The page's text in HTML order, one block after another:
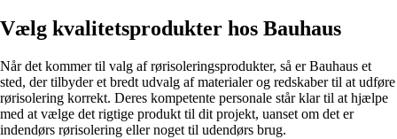
Vælg kvalitetsprodukter hos Bauhaus
Når det kommer til valg af rørisoleringsprodukter, så er Bauhaus et
sted, der tilbyder et bredt udvalg af materialer og redskaber til at udføre
rørisolering korrekt. Deres kompetente personale står klar til at hjælpe
med at vælge det rigtige produkt til dit projekt, uanset om det er
indendørs rørisolering eller noget til udendørs brug.